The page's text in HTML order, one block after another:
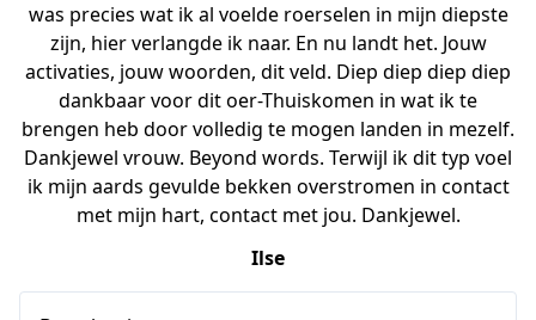
was precies wat ik al voelde roerselen in mijn diepste
zijn, hier verlangde ik naar. En nu landt het. Jouw
activaties, jouw woorden, dit veld. Diep diep diep diep
dankbaar voor dit oer-Thuiskomen in wat ik te
brengen heb door volledig te mogen landen in mezelf.
Dankjewel vrouw. Beyond words. Terwijl ik dit typ voel
ik mijn aards gevulde bekken overstromen in contact
met mijn hart, contact met jou. Dankjewel.
Ilse